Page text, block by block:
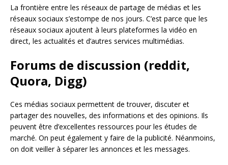
La frontière entre les réseaux de partage de médias et les
réseaux sociaux s’estompe de nos jours. C’est parce que les
réseaux sociaux ajoutent à leurs plateformes la vidéo en
direct, les actualités et d’autres services multimédias.
Forums de discussion (reddit,
Quora, Digg)
Ces médias sociaux permettent de trouver, discuter et
partager des nouvelles, des informations et des opinions. Ils
peuvent être d’excellentes ressources pour les études de
marché. On peut également y faire de la publicité. Néanmoins,
on doit veiller à séparer les annonces et les messages.